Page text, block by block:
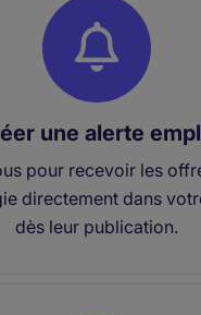
une alerte
pour recevoir les
directement dans
dès leur publication.